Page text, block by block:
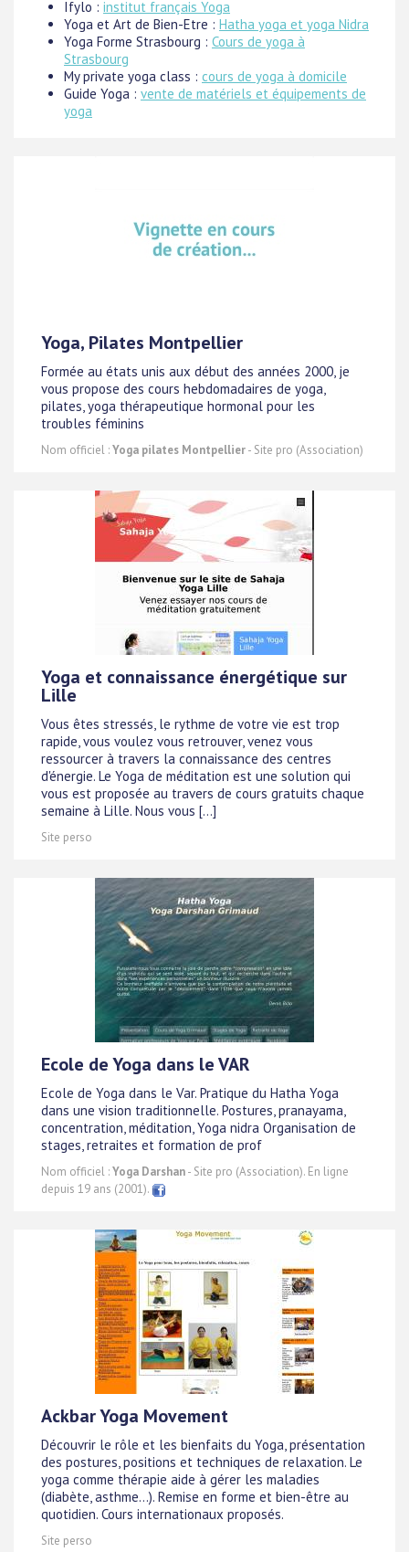
Ifylo : institut français Yoga
Yoga et Art de Bien-Etre : Hatha yoga et yoga Nidra
Yoga Forme Strasbourg : Cours de yoga à
Strasbourg
My private yoga class : cours de yoga à domicile
Guide Yoga : vente de matériels et équipements de
yoga
Yoga, Pilates Montpellier
Formée au états unis aux début des années 2000, je
vous propose des cours hebdomadaires de yoga,
pilates, yoga thérapeutique hormonal pour les
troubles féminins
Nom officiel :Yoga pilates Montpellier- Site pro (Association)
Yoga et connaissance énergétique sur
Lille
Vous êtes stressés, le rythme de votre vie est trop
rapide, vous voulez vous retrouver, venez vous
ressourcer à travers la connaissance des centres
d'énergie. Le Yoga de méditation est une solution qui
vous est proposée au travers de cours gratuits chaque
semaine à Lille. Nous vous [...]
Site perso
Ecole de Yoga dans le VAR
Ecole de Yoga dans le Var. Pratique du Hatha Yoga
dans une vision traditionnelle. Postures, pranayama,
concentration, méditation, Yoga nidra Organisation de
stages, retraites et formation de prof
Nom officiel :Yoga Darshan- Site pro (Association). En ligne
depuis 19 ans (2001).
Ackbar Yoga Movement
Découvrir le rôle et les bienfaits du Yoga, présentation
des postures, positions et techniques de relaxation. Le
yoga comme thérapie aide à gérer les maladies
(diabète, asthme...). Remise en forme et bien-être au
quotidien. Cours internationaux proposés.
Site perso